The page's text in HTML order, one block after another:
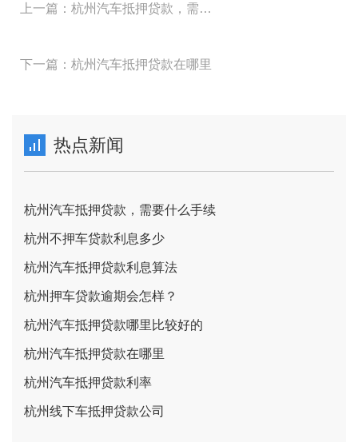
上一篇：杭州汽车抵押贷款，需要什么手续
下一篇：杭州汽车抵押贷款在哪里
热点新闻
杭州汽车抵押贷款，需要什么手续
杭州不押车贷款利息多少
杭州汽车抵押贷款利息算法
杭州押车贷款逾期会怎样？
杭州汽车抵押贷款哪里比较好的
杭州汽车抵押贷款在哪里
杭州汽车抵押贷款利率
杭州线下车抵押贷款公司